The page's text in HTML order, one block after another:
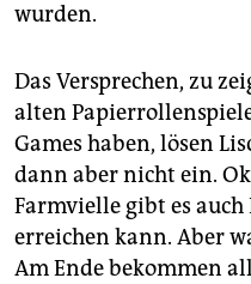
wurden.
Das Versprechen, zu
alten
Games haben, lösen
dann aber nicht ein.
Farmvielle gibt es auch
erreichen kann. Aber
Am Ende bekommen